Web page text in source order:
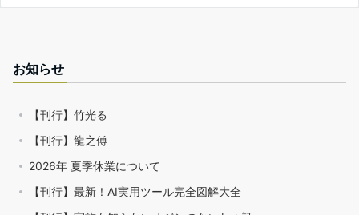
お知らせ
【刊行】竹光る
【刊行】龍之傅
2026年 夏季休業について
【刊行】最新！AI実用ツール完全図解大全